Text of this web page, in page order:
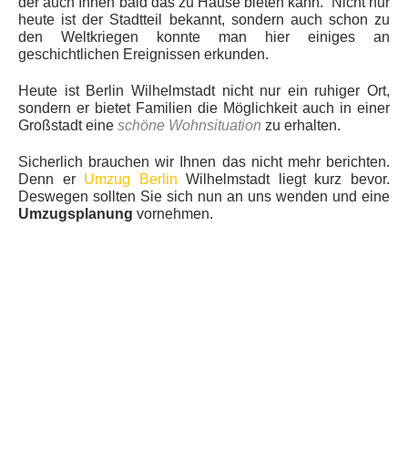
heute ist der Stadtteil bekannt, sondern auch schon zu
den Weltkriegen konnte man hier einiges an
geschichtlichen Ereignissen erkunden.
Heute ist Berlin Wilhelmstadt nicht nur ein ruhiger Ort,
sondern er bietet Familien die Möglichkeit auch in einer
Großstadt eine schöne Wohnsituation zu erhalten.
Sicherlich brauchen wir Ihnen das nicht mehr berichten.
Denn er Umzug Berlin Wilhelmstadt liegt kurz bevor.
Deswegen sollten Sie sich nun an uns wenden und eine
Umzugsplanung vornehmen.